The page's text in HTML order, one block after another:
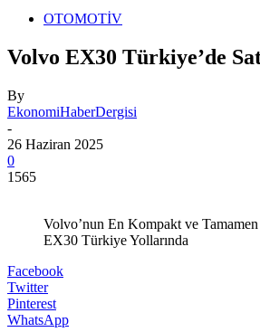
OTOMOTİV
Volvo EX30 Türkiye’de
By
EkonomiHaberDergisi
-
26 Haziran 2025
0
1565
Volvo’nun En Kompakt ve
EX30 Türkiye Yollarında
Facebook
Twitter
Pinterest
WhatsApp